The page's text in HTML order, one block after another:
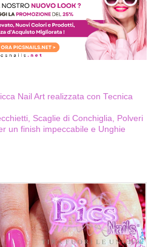
Nail Art realizzata con Tecnica
Scaglie di Conchiglia, Polveri
un finish impeccabile e Unghie